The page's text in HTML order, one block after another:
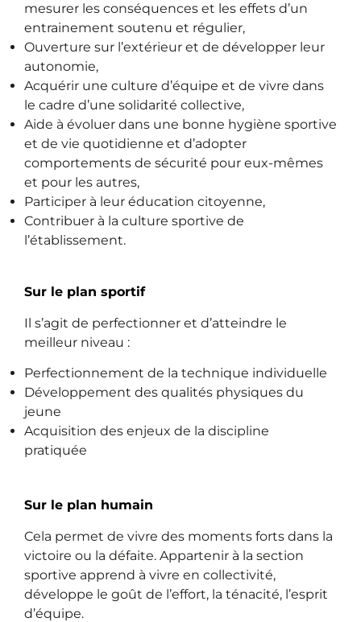
mesurer les conséquences et les effets d’un
entrainement soutenu et régulier,
Ouverture sur l’extérieur et de développer leur
autonomie,
Acquérir une culture d’équipe et de vivre dans
le cadre d’une solidarité collective,
Aide à évoluer dans une bonne hygiène sportive
et de vie quotidienne et d’adopter
comportements de sécurité pour eux-mêmes
et pour les autres,
Participer à leur éducation citoyenne,
Contribuer à la culture sportive de
l’établissement.
Sur le plan sportif
Il s’agit de perfectionner et d’atteindre le
meilleur niveau :
Perfectionnement de la technique individuelle
Développement des qualités physiques du
jeune
Acquisition des enjeux de la discipline
pratiquée
Sur le plan humain
Cela permet de vivre des moments forts dans la
victoire ou la défaite. Appartenir à la section
sportive apprend à vivre en collectivité,
développe le goût de l’effort, la ténacité, l’esprit
d’équipe.